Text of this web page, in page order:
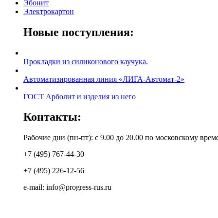
Эбонит
Электрокартон
Новые поступления:
Прокладки из силиконового каучука.
Автоматизированная линия «ЛИГА-Автомат-2»
ГОСТ Арболит и изделия из него
Контакты:
Рабочие дни (пн-пт): с 9.00 до 20.00 по московскому
+7 (495) 767-44-30
+7 (495) 226-12-56
e-mail: info@progress-rus.ru